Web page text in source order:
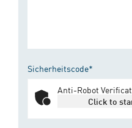
Sicherheitscode*
Anti-Robot
Click to